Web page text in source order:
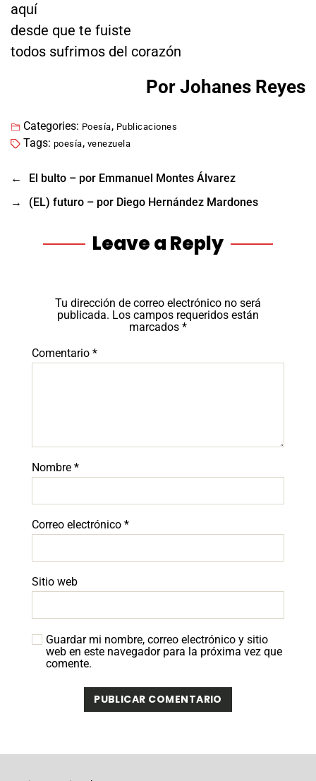
aquí
desde que te fuiste
todos sufrimos del corazón
Por Johanes Reyes
Categories: Poesía, Publicaciones
Tags: poesía, venezuela
←
El bulto – por Emmanuel Montes Álvarez
→
(EL) futuro – por Diego Hernández Mardones
Leave a Reply
Tu dirección de correo electrónico no será
publicada. Los campos requeridos están
marcados *
Comentario *
Nombre *
Correo electrónico *
Sitio web
Guardar mi nombre, correo electrónico y sitio
web en este navegador para la próxima vez que
comente.